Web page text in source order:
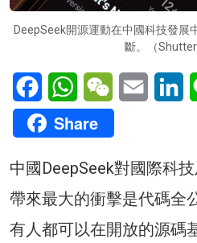
DeepSeek開源運動在中國科技發展
斷。（
FacebookWhatsAppWeChatEmail
Share
中國DeepSeek對國際科
帶來最大的衝擊是代碼全
有人都可以在開放的源碼